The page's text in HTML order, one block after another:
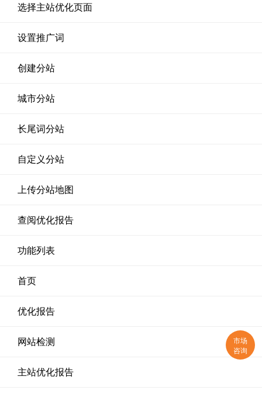
选择主站优化页面
设置推广词
创建分站
城市分站
长尾词分站
自定义分站
上传分站地图
查阅优化报告
功能列表
首页
优化报告
网站检测
主站优化报告
市场
咨询